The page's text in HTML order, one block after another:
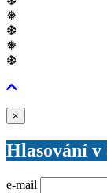
❅
❆
❅
❆
×
Hlasování v
e-mail